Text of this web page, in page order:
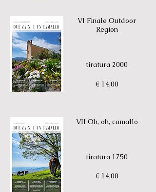
VI Finale Outdoor
Region
tiratura 2000
€ 14,00
VII Oh, oh, camallo
tiratura 1750
€ 14,00